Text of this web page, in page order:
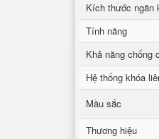
Kích thước ngăn
Tính năng
Khả năng chống
Hệ thống khóa
Mầu sắc
Thương hiệu